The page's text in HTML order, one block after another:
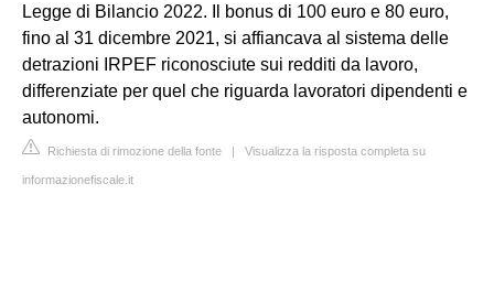
Legge di Bilancio 2022. Il bonus di 100 euro e 80 euro,
fino al 31 dicembre 2021, si affiancava al sistema delle
detrazioni IRPEF riconosciute sui redditi da lavoro,
differenziate per quel che riguarda lavoratori dipendenti e
autonomi.
Richiesta di rimozione della fonte | Visualizza la risposta completa su
informazionefiscale.it